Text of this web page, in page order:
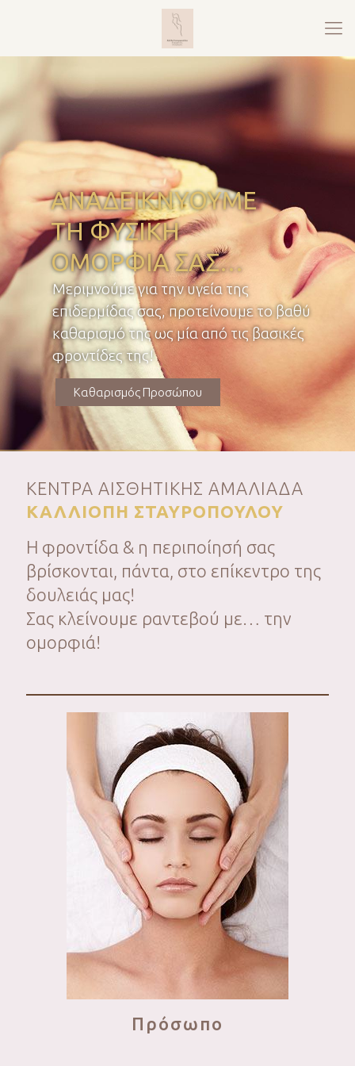
Καθαρισμός Προσώπου
ΑΝΑΔΕΙΚΝΥΟΥΜΕ
ΤΗ ΦΥΣΙΚΗ
ΟΜΟΡΦΙΑ ΣΑΣ…
Μεριμνούμε για την υγεία της
επιδερμίδας σας, προτείνουμε το βαθύ
καθαρισμό της ως μία από τις βασικές
φροντίδες της!
ΚΕΝΤΡΑ ΑΙΣΘΗΤΙΚΗΣ ΑΜΑΛΙΑΔΑ
ΚΑΛΛΙΟΠΗ ΣΤΑΥΡΟΠΟΥΛΟΥ
Η φροντίδα & η περιποίησή σας
βρίσκονται, πάντα, στο επίκεντρο της
δουλειάς μας!
Σας κλείνουμε ραντεβού με… την
ομορφιά!
Πρόσωπο